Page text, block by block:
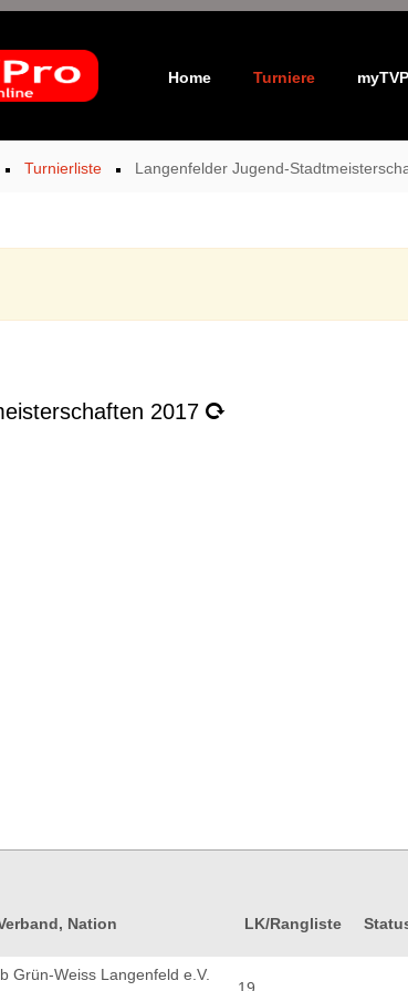
Home Turniere
Turnierliste Langenfelder Jugend-
2017
Nation LK/Rangliste
Grün-Weiss Langenfeld e.V.